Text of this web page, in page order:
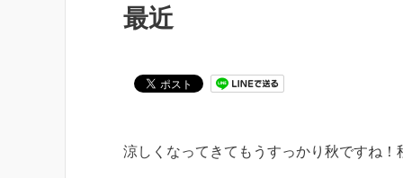
最近
涼しくなってきてもうすっかり秋ですね